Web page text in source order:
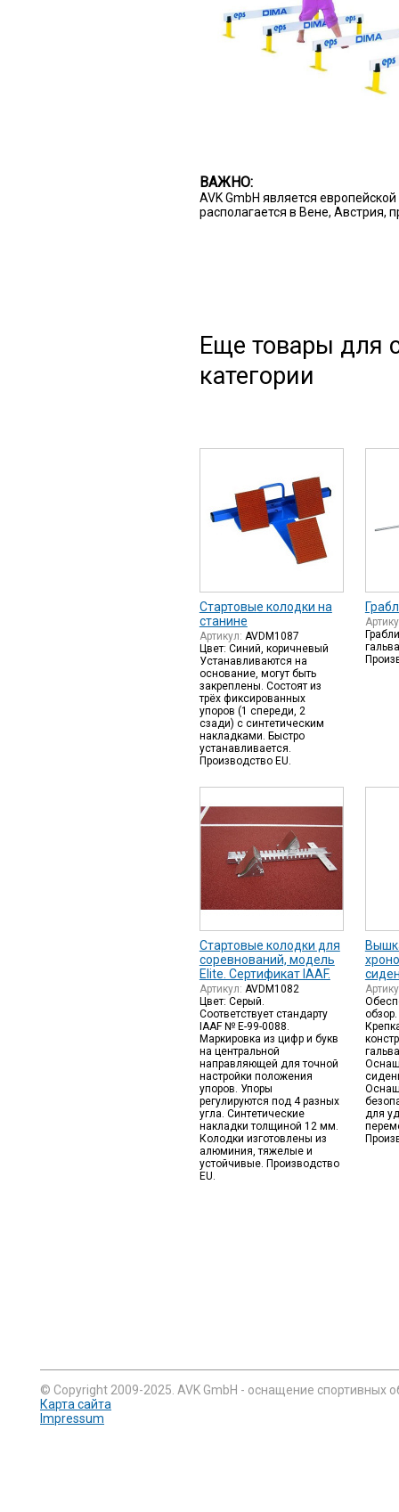
ВАЖНО:
AVK GmbH является
располагается в Вене, Австрия,
Еще товары для
категории
Стартовые колодки на
станине
Артикул: AVDM1087
Цвет: Синий, коричневый
Устанавливаются на
основание, могут быть
закреплены. Состоят из
трёх фиксированных
упоров (1 спереди, 2
сзади) с синтетическим
накладками. Быстро
устанавливается.
Производство EU.
Стартовые колодки для
соревнований, модель
Elite. Сертификат IAAF.
Артикул: AVDM1082
Цвет: Серый.
Соответствует стандарту
IAAF № E-99-0088.
Маркировка из цифр и букв
на центральной
направляющей для точной
настройки положения
упоров. Упоры
регулируются под 4 разных
угла. Синтетические
накладки толщиной 12 мм.
Колодки изготовлены из
алюминия, тяжелые и
устойчивые. Производство
EU.
обзор.
для
© Copyright 2009-2025. AVK GmbH - оснащение спортивных
Карта сайта
Impressum